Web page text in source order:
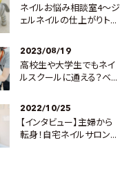
ネイルお悩み相談室4～ジ
ェルネイルの仕上がりト...
2023/08/19
高校生や大学生でもネイ
ルスクールに通える？ベ...
2022/10/25
【インタビュー】主婦から
転身！自宅ネイルサロン...